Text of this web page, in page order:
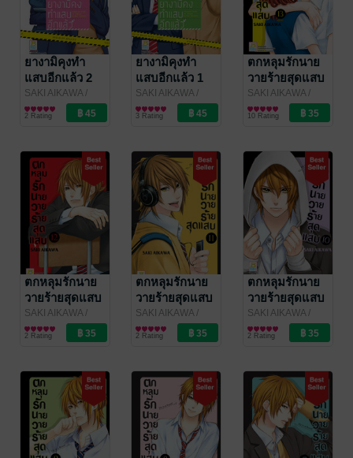
ยางามิคุงทำ
แสบอีกแล้ว 2
SAKI AIKAWA/
Bongkoch
Publishing
การ์ตูนผู้หญิง
2 Rating
ยางามิคุงทำ
แสบอีกแล้ว 1
SAKI AIKAWA/
Bongkoch
Publishing
การ์ตูนผู้หญิง
3 Rating
ตกหลุมรักนาย
วายร้ายสุดแสบ
13 (เล่มจบ)
SAKI AIKAWA/
Bongkoch
Publishing
การ์ตูนผู้หญิง
10 Rating
ตกหลุมรักนาย
วายร้ายสุดแสบ
12
SAKI AIKAWA/
Bongkoch
Publishing
การ์ตูนผู้หญิง
2 Rating
ตกหลุมรักนาย
วายร้ายสุดแสบ
11
SAKI AIKAWA/
Bongkoch
Publishing
การ์ตูนผู้หญิง
2 Rating
ตกหลุมรักนาย
วายร้ายสุดแสบ
10
SAKI AIKAWA/
Bongkoch
Publishing
การ์ตูนผู้หญิง
2 Rating